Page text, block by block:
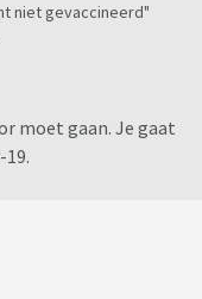
niet gevaccineerd"
moet gaan. Je gaat
19.